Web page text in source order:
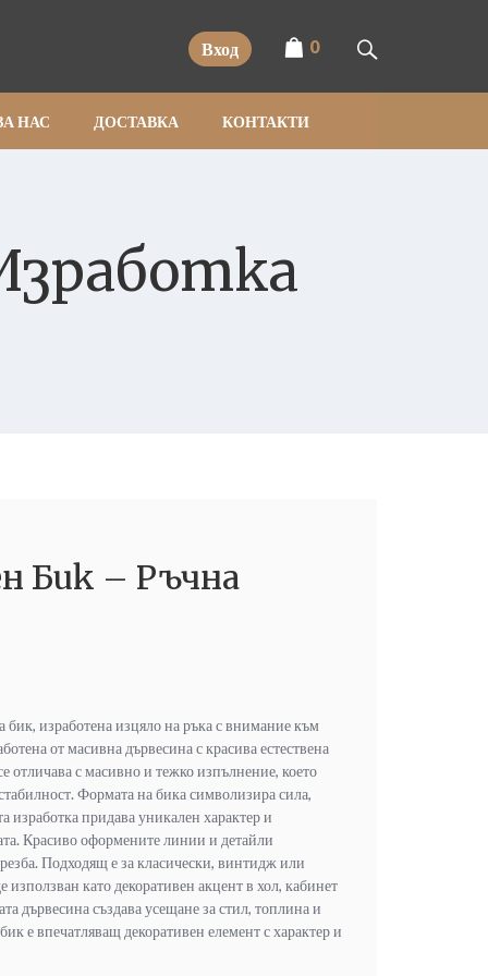
Вход 0
НАС ДОСТАВКА КОНТАКТИ
Бик – Ръчна
бик, изработена изцяло на ръка с внимание към
от масивна дървесина с красива естествена
отличава с масивно и тежко изпълнение, което
Формата на бика символизира сила,
изработка придава уникален характер и
Красиво оформените линии и детайли
Подходящ е за класически, винтидж или
като декоративен акцент в хол, кабинет
дървесина създава усещане за стил, топлина и
е впечатляващ декоративен елемент с характер и